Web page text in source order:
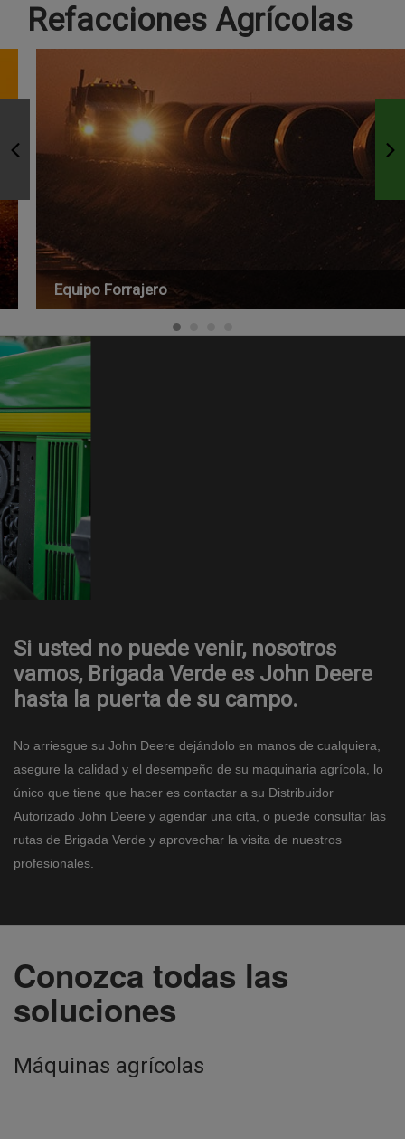
Refacciones Agrícolas
Equipo Forrajero
Si usted no puede venir, nosotros
vamos, Brigada Verde es John Deere
hasta la puerta de su campo.
No arriesgue su John Deere dejándolo en manos de cualquiera,
asegure la calidad y el desempeño de su maquinaria agrícola, lo
único que tiene que hacer es contactar a su Distribuidor
Autorizado John Deere y agendar una cita, o puede consultar las
rutas de Brigada Verde y aprovechar la visita de nuestros
profesionales.
Conozca todas las
soluciones
Máquinas agrícolas